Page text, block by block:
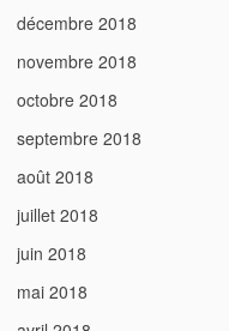
décembre 2018
novembre 2018
octobre 2018
septembre 2018
août 2018
juillet 2018
juin 2018
mai 2018